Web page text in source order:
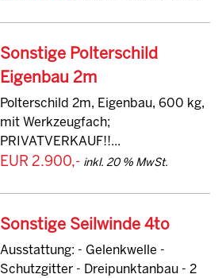
Sonstige Polterschild
Eigenbau 2m
Polterschild 2m, Eigenbau, 600 kg,
mit Werkzeugfach;
PRIVATVERKAUF!!...
EUR 2.900,- inkl. 20 % MwSt.
Sonstige Seilwinde 4to
Ausstattung: - Gelenkwelle -
Schutzgitter - Dreipunktanbau - 2